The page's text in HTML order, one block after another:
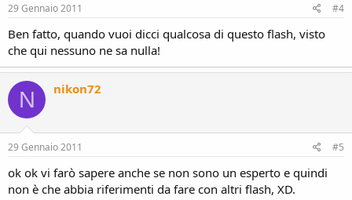
29 Gennaio 2011 #4
Ben fatto, quando vuoi dicci qualcosa di questo flash, visto
che qui nessuno ne sa nulla!
N nikon72
29 Gennaio 2011 #5
ok ok vi farò sapere anche se non sono un esperto e quindi
non è che abbia riferimenti da fare con altri flash, XD.